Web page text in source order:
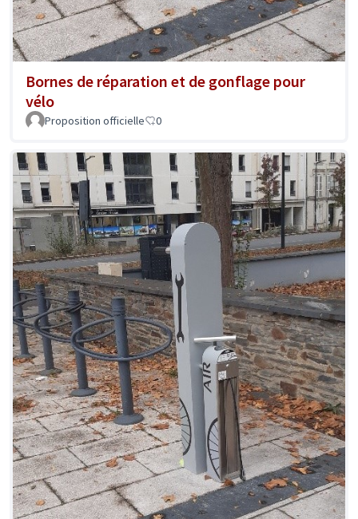
Bornes de réparation et de gonflage pour
vélo
Proposition officielle 0